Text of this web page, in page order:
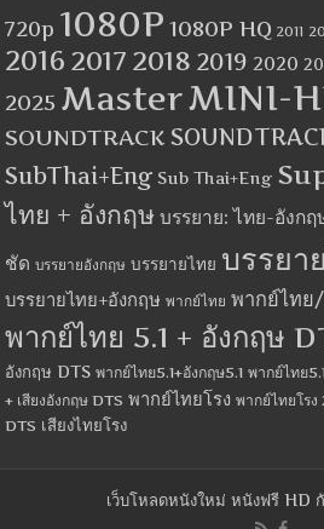
720p 1080P 1080P HQ 2011
2016 2017 2018 2019 2020
2025 MasterMINI-
SOUNDTRACK
SubThai+Eng Sub Thai+Eng
ไทย + อังกฤษ บรรยาย: ไทย-อังก
ชัด บรรยายอังกฤษ บรรยายไทย บรรยา
บรรยายไทย+อังกฤษ พากย์ไทย พากย์ไทย
พากย์ไทย 5.1 + อังกฤษ
อังกฤษ DTS พากย์ไทย5.1+อังกฤษ5.1 พากย์ไทย
+ เสียงอังกฤษ DTS พากย์ไทยโรง พากย์ไทยโรง
DTS เสียงไทยโรง
เว็บโหลดหนังใหม่ หนังฟรี HD